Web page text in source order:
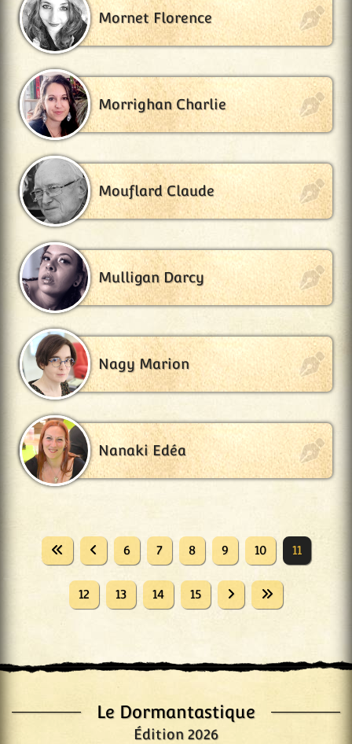
Le Dormantastique
Édition 2026
Mornet Florence
Morrighan Charlie
Mouflard Claude
Mulligan Darcy
Nagy Marion
Nanaki Edéa
6 7 8 9 10 11
12 13 14 15